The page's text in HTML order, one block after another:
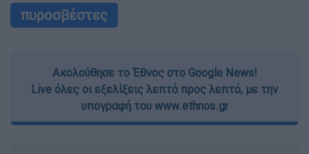
πυροσβέστες
Ακολούθησε το Έθνος στο Google News!
Live όλες οι εξελίξεις λεπτό προς λεπτό, με την
υπογραφή του www.ethnos.gr